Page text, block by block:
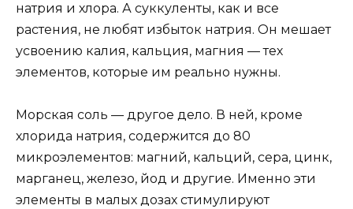
натрия и хлора. А суккуленты, как и все
растения, не любят избыток натрия. Он мешает
усвоению калия, кальция, магния — тех
элементов, которые им реально нужны.
Морская соль — другое дело. В ней, кроме
хлорида натрия, содержится до 80
микроэлементов: магний, кальций, сера, цинк,
марганец, железо, йод и другие. Именно эти
элементы в малых дозах стимулируют